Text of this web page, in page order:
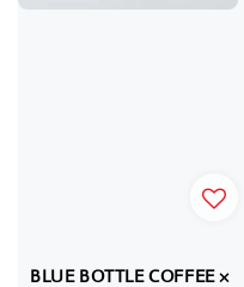
BLUE BOTTLE COFFEE ×